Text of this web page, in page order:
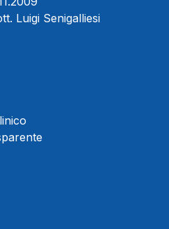
Luigi Senigalliesi